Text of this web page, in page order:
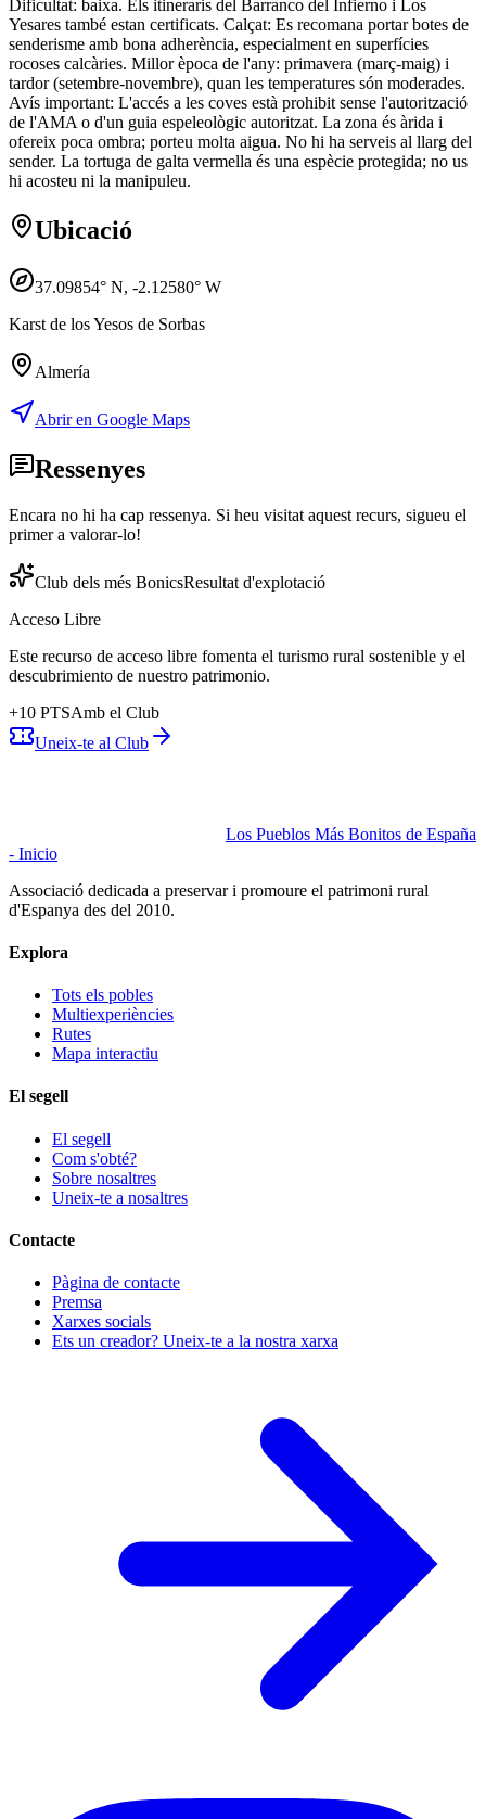
Dificultat: baixa. Els itineraris del Barranco del Infierno i Los
Yesares també estan certificats. Calçat: Es recomana portar botes de
senderisme amb bona adherència, especialment en superfícies
rocoses calcàries. Millor època de l'any: primavera (març-maig) i
tardor (setembre-novembre), quan les temperatures són moderades.
Avís important: L'accés a les coves està prohibit sense l'autorització
de l'AMA o d'un guia espeleològic autoritzat. La zona és àrida i
ofereix poca ombra; porteu molta aigua. No hi ha serveis al llarg del
sender. La tortuga de galta vermella és una espècie protegida; no us
hi acosteu ni la manipuleu.
Ubicació
37.09854° N, -2.12580° W
Karst de los Yesos de Sorbas
Almería
Abrir en Google Maps
Ressenyes
Encara no hi ha cap ressenya. Si heu visitat aquest recurs, sigueu el
primer a valorar-lo!
Club dels més BonicsResultat d'explotació
Acceso Libre
Este recurso de acceso libre fomenta el turismo rural sostenible y el
descubrimiento de nuestro patrimonio.
+10 PTSAmb el Club
Uneix-te al Club
Los Pueblos Más Bonitos de España
- Inicio
Associació dedicada a preservar i promoure el patrimoni rural
d'Espanya des del 2010.
Explora
Tots els pobles
Multiexperiències
Rutes
Mapa interactiu
El segell
El segell
Com s'obté?
Sobre nosaltres
Uneix-te a nosaltres
Contacte
Pàgina de contacte
Premsa
Xarxes socials
Ets un creador? Uneix-te a la nostra xarxa